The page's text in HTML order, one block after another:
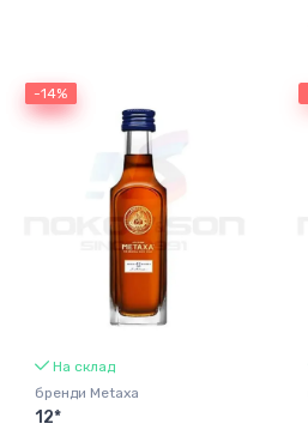
-14%
-14%
На склад
бренди Metaxa
12*